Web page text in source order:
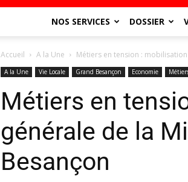
NOS SERVICES DOSSIER
Accueil A la Une Métiers en tension :
A la Une Vie Locale Grand Besançon Economie
Métiers en
générale de la
Besançon